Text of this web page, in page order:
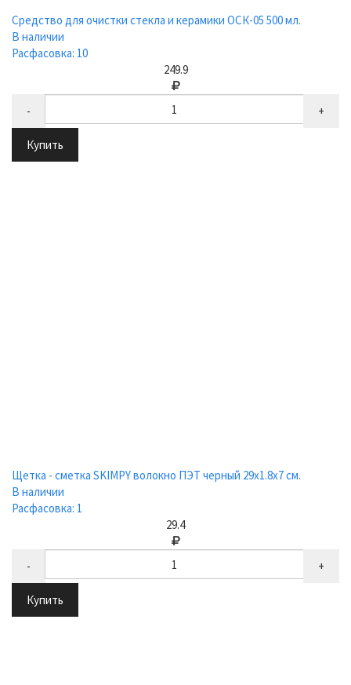
Средство для очистки стекла и керамики ОСК-05 500 мл.
В наличии
Расфасовка: 10
249.9
- +
Купить
Щетка - сметка SKIMPY волокно ПЭТ черный 29х1.8х7 см.
В наличии
Расфасовка: 1
29.4
- +
Купить